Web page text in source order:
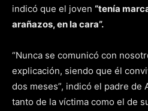
indicó que el joven “tenía
arañazos, en la cara”.
“Nunca se comunicó con
explicación, siendo que él
dos meses”, indicó el padre de
tanto de la víctima como el de